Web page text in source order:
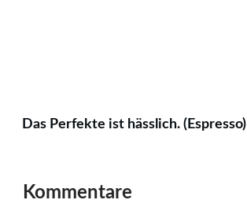
Das Perfekte ist hässlich. (Espresso)
Kommentare